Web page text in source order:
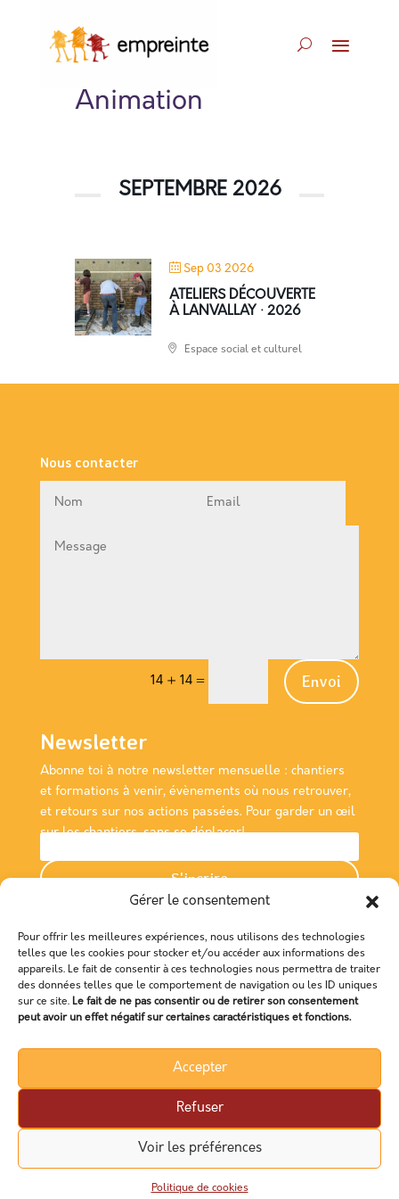
Gérer le consentement
Pour offrir les meilleures expériences, nous utilisons des technologies
telles que les cookies pour stocker et/ou accéder aux informations des
appareils. Le fait de consentir à ces technologies nous permettra de traiter
des données telles que le comportement de navigation ou les ID uniques
sur ce site. Le fait de ne pas consentir ou de retirer son consentement
peut avoir un effet négatif sur certaines caractéristiques et fonctions.
Accepter
Refuser
Voir les préférences
Politique de cookies
Animation
SEPTEMBRE 2026
Sep 03 2026
ATELIERS DÉCOUVERTE
À LANVALLAY · 2026
Espace social et culturel
Nous contacter
14 + 14 = Envoi
Newsletter
Abonne toi à notre newsletter mensuelle : chantiers
et formations à venir, évènements où nous retrouver,
et retours sur nos actions passées. Pour garder un œil
sur les chantiers, sans se déplacer!
S'incrire
Nous rencontrer
Association Empreinte
Maison de la Consommation et de l'Environnement
48 Boulevard Magenta,